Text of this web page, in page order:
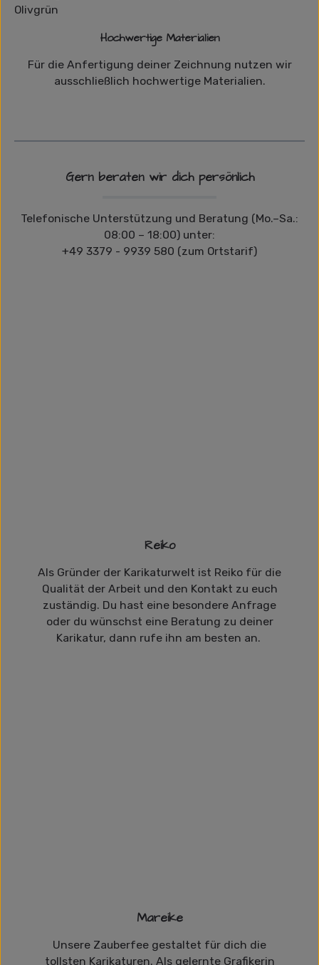
Hochwertige Materialien
Für die Anfertigung deiner Zeichnung nutzen wir
ausschließlich hochwertige Materialien.
Gern beraten wir dich persönlich
Telefonische Unterstützung und Beratung (Mo.–Sa.:
08:00 – 18:00) unter:
+49 3379 - 9939 580 (zum Ortstarif)
Reiko
Als Gründer der Karikaturwelt ist Reiko für die
Qualität der Arbeit und den Kontakt zu euch
zuständig. Du hast eine besondere Anfrage
oder du wünschst eine Beratung zu deiner
Karikatur, dann rufe ihn am besten an.
Mareike
Unsere Zauberfee gestaltet für dich die
tollsten Karikaturen. Als gelernte Grafikerin